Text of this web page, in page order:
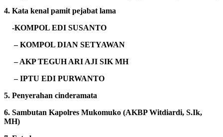
4. Kata kenal pamit pejabat lama
-KOMPOL EDI SUSANTO
– KOMPOL DIAN SETYAWAN
– AKP TEGUH ARI AJI SIK MH
– IPTU EDI PURWANTO
5. Penyerahan cinderamata
6. Sambutan Kapolres Mukomuko (AKBP Witdiardi, S.Ik,
MH)